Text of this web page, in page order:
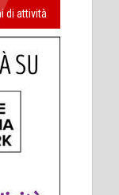
di attività